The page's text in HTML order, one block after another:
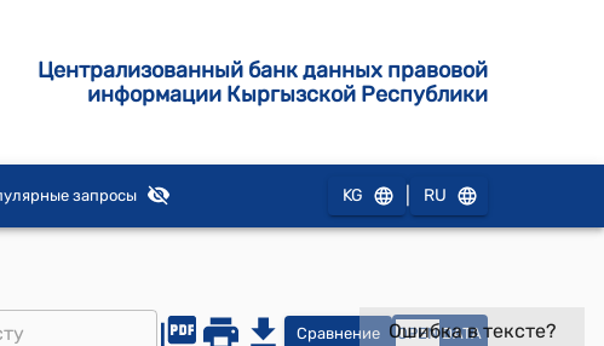
Централизованный банк данных правовой
информации Кыргызской Республики
запросы KG RU
Сравнение OPEN DATA
Ошибка в тексте?